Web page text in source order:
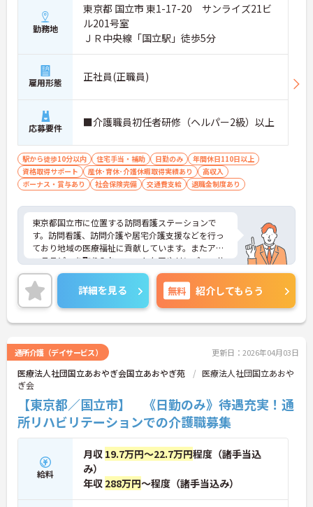
＜ライフイベントを支える「育児費補助」と多様な
働き方◎＞全スタッフが長期的にキャリアを継続で
きるよう、実効性の高い支援体制を構築している点
も見逃せません。「育児費補助制度」の導入は、大
切な家族との時間を守りながら、プロとしての歩み
を止めない環境を象徴するものです。また、職場に
は20代から60代まで幅広い年齢層のスタッフが在籍
しており、性別や年齢に関わらず、個人の経験や意
欲が正当に評価される文化が根付いています。
勤務地
東京都 国立市 東1-17-20 サンライズ21ビ
ル201号室
ＪＲ中央線「国立駅」徒歩5分
雇用形態 正社員(正職員)
応募要件 ■介護職員初任者研修（ヘルパー2級）以上
駅から徒歩10分以内 住宅手当・補助 日勤のみ
年間休日110日以上
資格取得サポート
産休･育休･介護休暇取得実績あり
高収入
ボーナス・賞与あり
社会保険完備 交通費支給 退職金制度あり
東京都国立市に位置する訪問看護ステーションで
す。訪問看護、訪問介護や居宅介護支援などを行っ
ており地域の医療福祉に貢献しています。またアロ
マテラピーを取り入れ、フットケアやリンパマッサ
ージ等も行っています。看護師・療法士、ケアマネ
ジャー等の多職種間の連携もよく、活発な意見交換
ができ、介護のプロとして自己研鑽ができ、キャリ
アアップができる環境があります。
ご興味ある方には、面接対策ポイントなど、さらに
い。
詳細を見る 無料 紹介してもらう
通所介護（デイサービス） 更新日：2026年04月03日
医療法人社団国立あおやぎ会国立あおやぎ苑
医療法人社団国立あおや
ぎ会
【東京都／国立市】 《日勤のみ》待遇充実！通
所リハビリテーションでの介護職募集
給料
月収 19.7万円～22.7万円程度（諸手当込
み）
年収 288万円～程度（諸手当込み）